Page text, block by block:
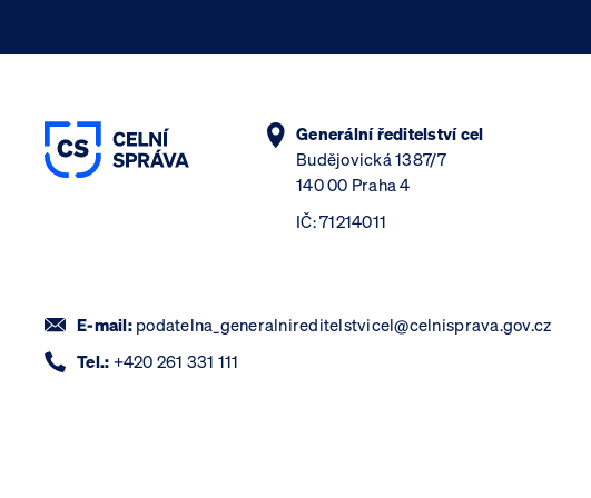
Generální ředitelství cel
Budějovická 1387/7
140 00 Praha 4
IČ: 71214011
E-mail: podatelna_generalnireditelstvicel@celnisprava.gov.cz
Tel.: +420 261 331 111